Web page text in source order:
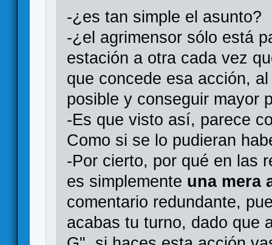
-¿es tan simple el asunto?
-¿el agrimensor sólo está
estación a otra cada vez
que concede esa acción,
posible y conseguir mayor
-Es que visto así, parece
Como si se lo pudieran
-Por cierto, por qué en las
es simplemente una mera
comentario redundante,
acabas tu turno, dado que